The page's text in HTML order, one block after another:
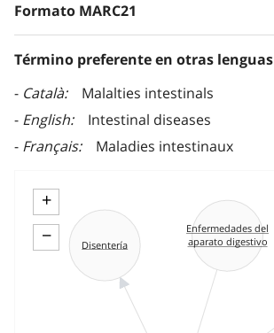
Formato MARC21
Término preferente en otras lenguas
Català
Malalties intestinals
English
Intestinal diseases
Français
Maladies intestinaux
+
−
Enfermedades del
aparato digestivo
Disentería